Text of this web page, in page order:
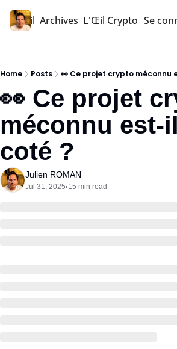
Accueil Archives L'Œil Crypto PRO™
Se
Home Posts 👀 Ce projet crypto méconnu
👀 Ce projet
méconnu est-
coté ?
Julien ROMAN
Jul 31, 2025•15 min read